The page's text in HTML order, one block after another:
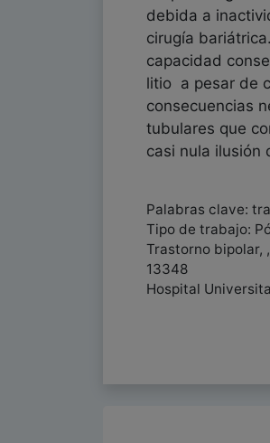
debida a
cirugía
capacidad
litio a pesar de
consecuencias
tubulares que
casi nula ilusión
Palabras clave:
Tipo de trabajo:
Trastorno bipolar,
13348
Hospital